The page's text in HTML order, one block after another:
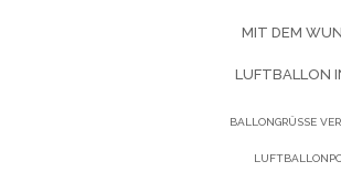
MIT DEM
LUFTBALLON
BALLONGRÜSSE